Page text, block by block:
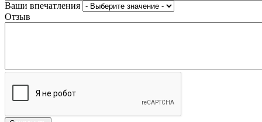
Ваши впечатления
Отзыв